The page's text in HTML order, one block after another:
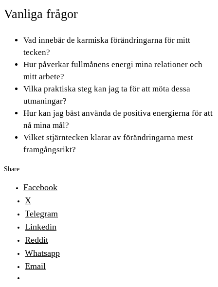
Vanliga frågor
Vad innebär de karmiska förändringarna för mitt
tecken?
Hur påverkar fullmånens energi mina relationer och
mitt arbete?
Vilka praktiska steg kan jag ta för att möta dessa
utmaningar?
Hur kan jag bäst använda de positiva energierna för att
nå mina mål?
Vilket stjärntecken klarar av förändringarna mest
framgångsrikt?
Share
Facebook
X
Telegram
Linkedin
Reddit
Whatsapp
Email